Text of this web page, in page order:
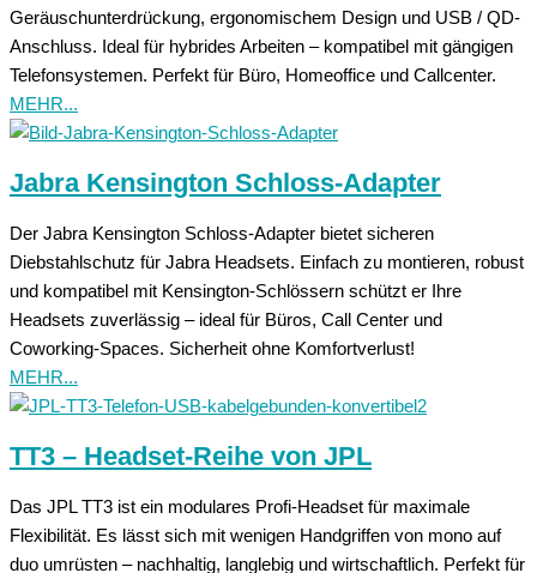
Geräuschunterdrückung, ergonomischem Design und USB / QD-
Anschluss. Ideal für hybrides Arbeiten – kompatibel mit gängigen
Telefonsystemen. Perfekt für Büro, Homeoffice und Callcenter.
MEHR...
Jabra Kensington Schloss-Adapter
Der Jabra Kensington Schloss-Adapter bietet sicheren
Diebstahlschutz für Jabra Headsets. Einfach zu montieren, robust
und kompatibel mit Kensington-Schlössern schützt er Ihre
Headsets zuverlässig – ideal für Büros, Call Center und
Coworking-Spaces. Sicherheit ohne Komfortverlust!
MEHR...
TT3 – Headset-Reihe von JPL
Das JPL TT3 ist ein modulares Profi-Headset für maximale
Flexibilität. Es lässt sich mit wenigen Handgriffen von mono auf
duo umrüsten – nachhaltig, langlebig und wirtschaftlich. Perfekt für